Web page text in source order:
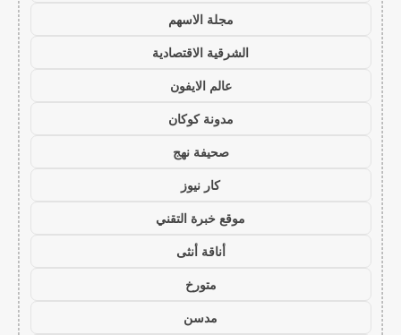
مجلة الاسهم
الشرقية الاقتصادية
عالم الايفون
مدونة كوكان
صحيفة نهج
كار نيوز
موقع خبرة التقني
أناقة أنثى
متورخ
مدسن